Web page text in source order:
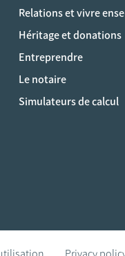
Relations et vivre
Héritage et donations
Entreprendre
Le notaire
Simulateurs de calcul